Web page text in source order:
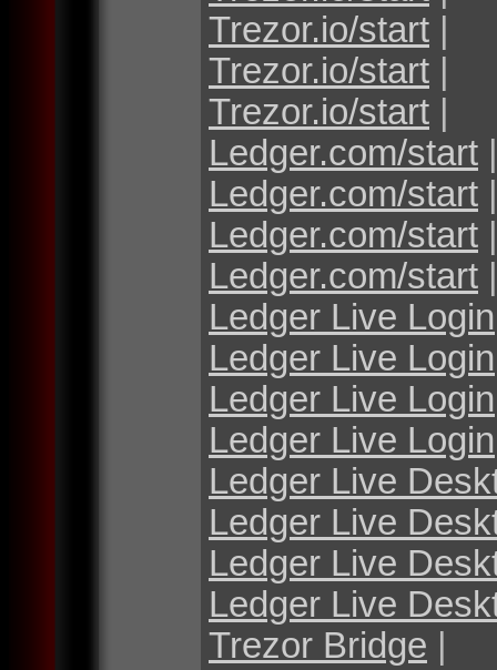
Trezor.io/start |
Trezor.io/start |
Trezor.io/start |
Ledger.com/start |
Ledger.com/start |
Ledger.com/start |
Ledger.com/start |
Ledger Live Login
Ledger Live Login
Ledger Live Login
Ledger Live Login
Ledger Live
Ledger Live
Ledger Live
Ledger Live
Trezor Bridge |